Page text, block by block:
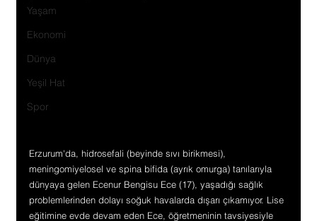
Yaşam
Ekonomi
Dünya
Yeşil Hat
Spor
Erzurum'da, hidrosefali (beyinde sıvı birikmesi),
meningomiyelosel ve spina bifida (ayrık omurga) tanılarıyla
dünyaya gelen Ecenur Bengisu Ece (17), yaşadığı sağlık
problemlerinden dolayı soğuk havalarda dışarı çıkamıyor. Lise
eğitimine evde devam eden Ece, öğretmeninin tavsiyesiyle